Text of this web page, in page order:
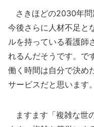
さきほどの2030年問
今後さらに人材不足と
ルを持っている看護師
れるんだそうです。で
働く時間は自分で決め
サービスだと思います。
ますます「複雑な世